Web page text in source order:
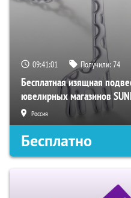
09:41:00 Получили:74
Бесплатная изящная
ювелирных магазинов
Россия
Бесплатно